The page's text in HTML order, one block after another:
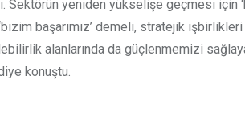
yeniden yükselişe geçmesi için
‘bizim başarımız’ demeli, stratejik
alanlarında da güçlenmemizi
konuştu.